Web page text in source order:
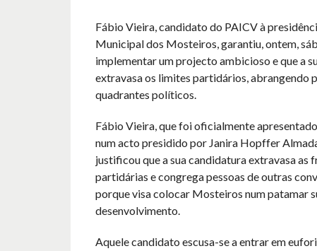
Fábio Vieira, candidato do PAICV à
Municipal dos Mosteiros, garantiu, ontem,
implementar um projecto ambicioso e que a
extravasa os limites partidários, abrangendo
quadrantes políticos.
Fábio Vieira, que foi oficialmente
num acto presidido por Janira Hopffer
justificou que a sua candidatura extravasa as
partidárias e congrega pessoas de outras
porque visa colocar Mosteiros num patamar
desenvolvimento.
Aquele candidato escusa-se a entrar em